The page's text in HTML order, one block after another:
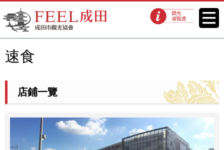
FEEL成田成田市觀光協會官方網
站
觀光導覽處 菜單
速食
店鋪一覽